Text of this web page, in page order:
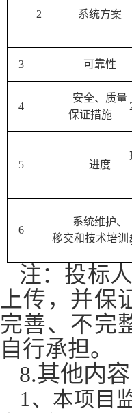
2 系统方案
3 可靠性
4
安全、质量
保证措施
5 进度
6
系统维护、
移交和技术培训
注：投标
上传，并
完善、不完
自行承担。
8.其他内容
1、本项目